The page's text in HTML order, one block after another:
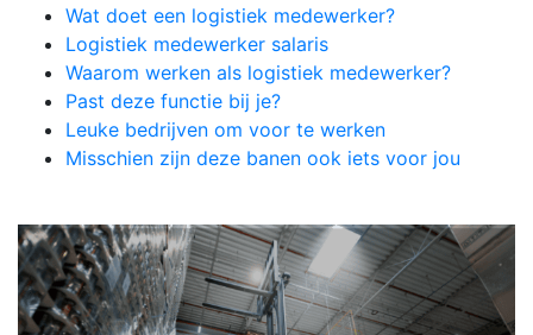
Wat doet een logistiek medewerker?
Logistiek medewerker salaris
Waarom werken als logistiek medewerker?
Past deze functie bij je?
Leuke bedrijven om voor te werken
Misschien zijn deze banen ook iets voor jou